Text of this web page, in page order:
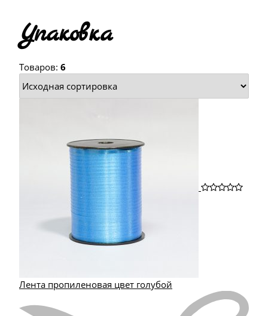
Упаковка
Товаров: 6
Лента пропиленовая цвет голубой